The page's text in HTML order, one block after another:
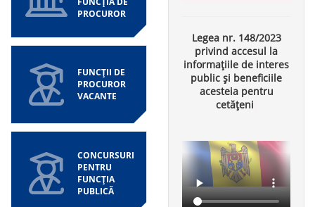
PROCUROR
FUNCȚII DE
PROCUROR
VACANTE
CONCURSURI
PENTRU
FUNCȚIA
PUBLICĂ
Legea nr. 148/2023
privind accesul la
informațiile de interes
public și beneficiile
acesteia pentru
cetățeni